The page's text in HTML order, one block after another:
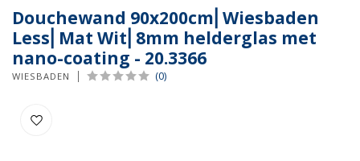
Douchewand 90x200cm⎢Wiesbaden
Less⎢Mat Wit⎢8mm helderglas met
nano-coating - 20.3366
WIESBADEN (0)